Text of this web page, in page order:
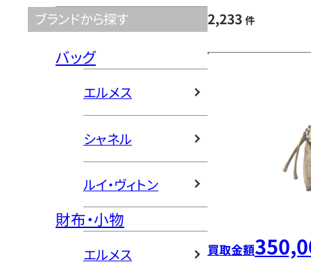
ブランドから探す
バッグ
エルメス
シャネル
ルイ・ヴィトン
財布・小物
エルメス
2,233 件
買取金額